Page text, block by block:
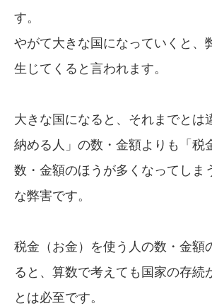
す。
やがて大きな国になっていくと、
生じてくると言われます。
大きな国になると、それまでとは
納める人」の数・金額よりも「税
数・金額のほうが多くなってしま
な弊害です。
税金（お金）を使う人の数・金額
ると、算数で考えても国家の存続
とは必至です。